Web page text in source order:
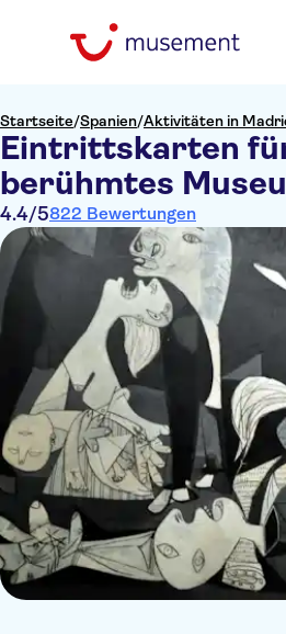
Startseite/Spanien/Aktivitäten in
Eintrittskarten
berühmtes
4.4/5822 Bewertungen